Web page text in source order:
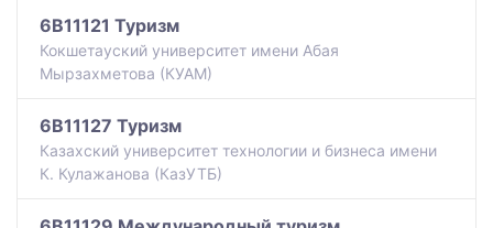
6B11121 Туризм
Кокшетауский университет имени Абая
Мырзахметова (КУАМ)
6B11127 Туризм
Казахский университет технологии и бизнеса имени
К. Кулажанова (КазУТБ)